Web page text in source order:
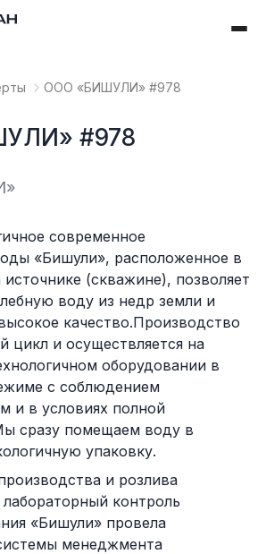
OOO «БИШУЛИ» #978
#978
современное
«Бишули», расположенное в
(скважине), позволяет
воду из недр земли и
качество.Производство
цикл и осуществляется на
оборудовании в
с соблюдением
и в условиях полной
сразу помещаем воду в
упаковку.
и розлива
контроль
«Бишули» провела
менеджмента